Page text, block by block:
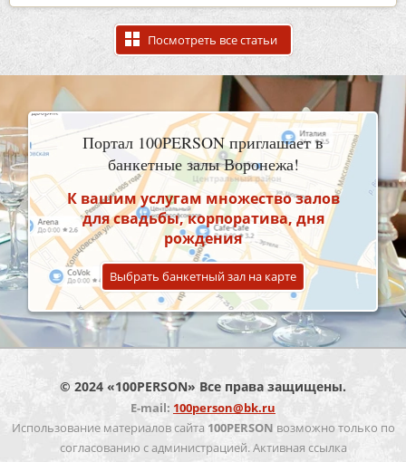
Посмотреть все статьи
Портал 100PERSON приглашает в
банкетные залы Воронежа!
К вашим услугам множество залов
для свадьбы, корпоратива, дня
рождения
Выбрать банкетный зал на карте
© 2024 «100PERSON» Все права защищены.
E-mail: 100person@bk.ru
Использование материалов сайта 100PERSON возможно только по
согласованию с администрацией. Активная ссылка